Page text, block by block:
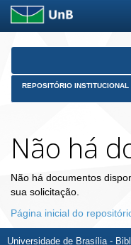
Skip
REPOSITÓRIO INSTITUCIONAL
Não há
Não há documentos
sua solicitação.
Página inicial do
Universidade de Brasília -